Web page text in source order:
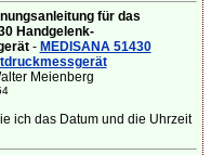
für das
Handgelenk-
- MEDISANA 51430
Meienberg
ich das Datum und die Uhrzeit